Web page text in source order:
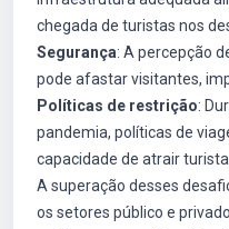
chegada de turistas nos
Segurança: A percepção
pode afastar visitantes,
Políticas de restrição:
pandemia, políticas de
capacidade de atrair
A superação desses
os setores público e